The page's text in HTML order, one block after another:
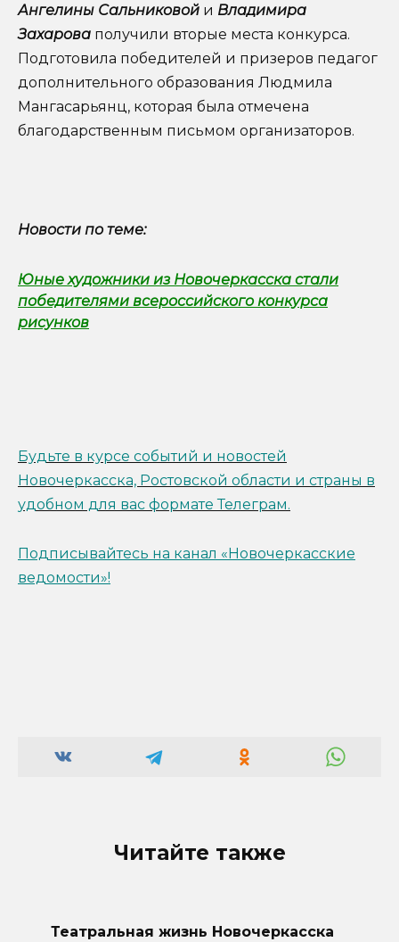
Ангелины Сальниковой и Владимира
Захарова получили вторые места конкурса.
Подготовила победителей и призеров педагог
дополнительного образования Людмила
Мангасарьянц, которая была отмечена
благодарственным письмом организаторов.
Новости по теме:
Юные художники из Новочеркасска стали
победителями всероссийского конкурса
рисунков
Будьте в курсе событий и новостей
Новочеркасска, Ростовской области и страны в
удобном для вас формате Телеграм.
Подписывайтесь на канал «Новочеркасские
ведомости»!
Читайте также
Театральная жизнь Новочеркасска